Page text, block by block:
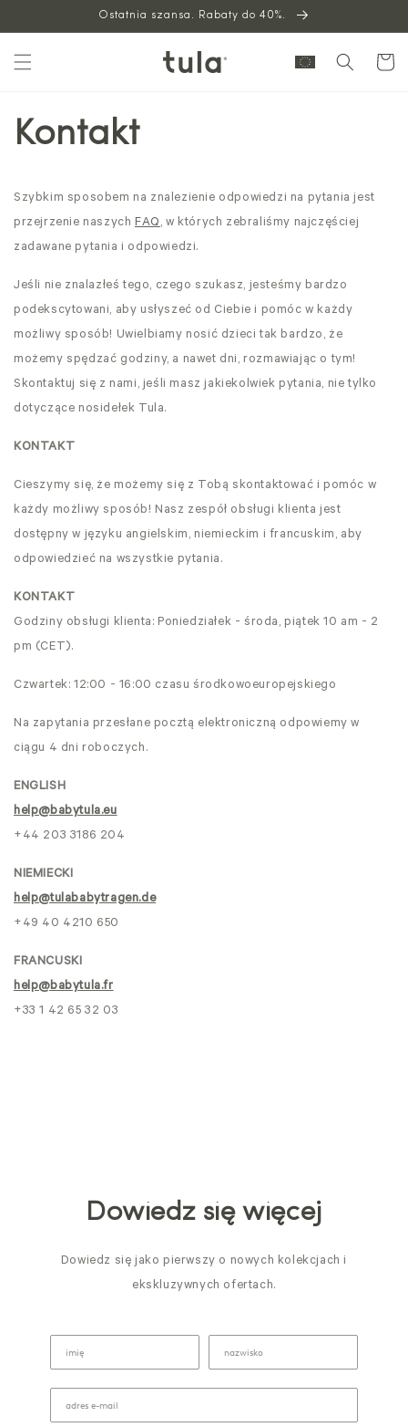
Ostatnia szansa. Rabaty do 40%.
Wózek
Kontakt
Szybkim sposobem na znalezienie odpowiedzi na pytania jest
przejrzenie naszych FAQ, w których zebraliśmy najczęściej
zadawane pytania i odpowiedzi.
Jeśli nie znalazłeś tego, czego szukasz, jesteśmy bardzo
podekscytowani, aby usłyszeć od Ciebie i pomóc w każdy
możliwy sposób! Uwielbiamy nosić dzieci tak bardzo, że
możemy spędzać godziny, a nawet dni, rozmawiając o tym!
Skontaktuj się z nami, jeśli masz jakiekolwiek pytania, nie tylko
dotyczące nosidełek Tula.
KONTAKT
Cieszymy się, że możemy się z Tobą skontaktować i pomóc w
każdy możliwy sposób! Nasz zespół obsługi klienta jest
dostępny w języku angielskim, niemieckim i francuskim, aby
odpowiedzieć na wszystkie pytania.
KONTAKT
Godziny obsługi klienta: Poniedziałek - środa, piątek 10 am - 2
pm (CET).
Czwartek: 12:00 - 16:00 czasu środkowoeuropejskiego
Na zapytania przesłane pocztą elektroniczną odpowiemy w
ciągu 4 dni roboczych.
ENGLISH
help@babytula.eu
+44 203 3186 204
NIEMIECKI
help@tulababytragen.de
+49 40 4210 650
FRANCUSKI
help@babytula.fr
+33 1 42 65 32 03
Dowiedz się więcej
Dowiedz się jako pierwszy o nowych kolekcjach i
ekskluzywnych ofertach.